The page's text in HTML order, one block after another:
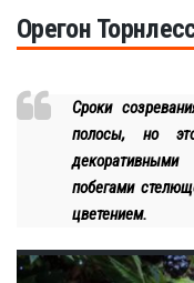
Орегон
Сроки
полосы, но
побегами
цветением.